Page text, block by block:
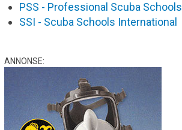
PSS - Professional Scuba Schools
SSI - Scuba Schools International
ANNONSE: